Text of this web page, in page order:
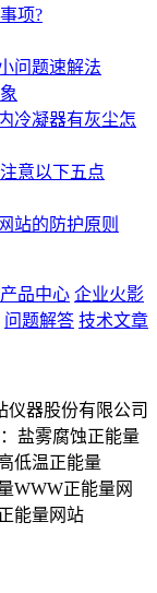
项?
问题速解法
冷凝器有灰尘怎
意以下五点
站的防护原则
产品中心 企业火影
问题解答 技术文章
仪器股份有限公司
盐雾腐蚀正能量
低温正能量
WWW正能量网
能量网站